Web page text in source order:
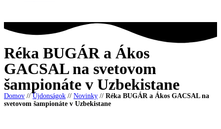
Réka BUGÁR a Ákos
GACSAL na svetovom
šampionáte v Uzbekistane
Domov // Újdonságok // Novinky // Réka BUGÁR a Ákos GACSAL na
svetovom šampionáte v Uzbekistane